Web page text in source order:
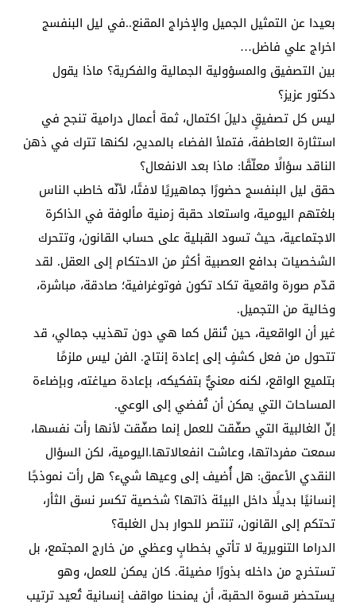
بعيدا عن التمثيل الجميل والإخراج المقنع..في ليل البنفسج
اخراج علي فاضل…
بين التصفيق والمسؤولية الجمالية والفكرية؟ ماذا يقول
دكتور عزيز؟
ليس كل تصفيقٍ دليلَ اكتمال، ثمة أعمال درامية تنجح في
استثارة العاطفة، فتملأ الفضاء بالمديح، لكنها تترك في ذهن
الناقد سؤالًا معلّقًا: ماذا بعد الانفعال؟
حقق ليل البنفسج حضورًا جماهيريًا لافتًا، لأنّه خاطب الناس
بلغتهم اليومية، واستعاد حقبة زمنية مألوفة في الذاكرة
الاجتماعية، حيث تسود القبلية على حساب القانون، وتتحرك
الشخصيات بدافع العصبية أكثر من الاحتكام إلى العقل. لقد
قدّم صورة واقعية تكاد تكون فوتوغرافية؛ صادقة، مباشرة،
وخالية من التجميل.
غير أن الواقعية، حين تُنقل كما هي دون تهذيب جمالي، قد
تتحول من فعل كشفٍ إلى إعادة إنتاج. الفن ليس ملزمًا
بتلميع الواقع، لكنه معنيٌّ بتفكيكه، بإعادة صياغته، وبإضاءة
المساحات التي يمكن أن تُفضي إلى الوعي.
إنّ الغالبية التي صفّقت للعمل إنما صفّقت لأنها رأت نفسها،
سمعت مفرداتها، وعاشت انفعالاتها.اليومية، لكن السؤال
النقدي الأعمق: هل أُضيف إلى وعيها شيء؟ هل رأت نموذجًا
إنسانيًا بديلًا داخل البيئة ذاتها؟ شخصية تكسر نسق الثأر،
تحتكم إلى القانون، تنتصر للحوار بدل الغلبة؟
الدراما التنويرية لا تأتي بخطابٍ وعظي من خارج المجتمع، بل
تستخرج من داخله بذورًا مضيئة. كان يمكن للعمل، وهو
يستحضر قسوة الحقبة، أن يمنحنا مواقف إنسانية تُعيد ترتيب